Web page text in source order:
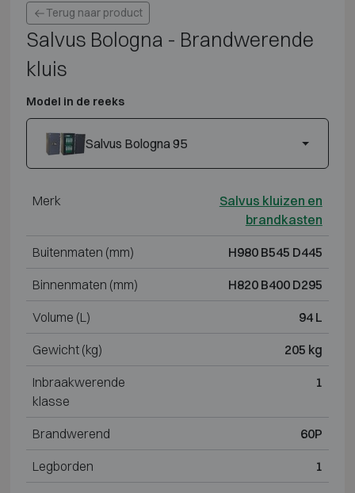
Terug naar product
Salvus Bologna - Brandwerende
kluis
Model in de reeks
Salvus Bologna 95
Merk
Salvus kluizen en
brandkasten
Buitenmaten (mm) H980 B545 D445
Binnenmaten (mm) H820 B400 D295
Volume (L) 94 L
Gewicht (kg) 205 kg
Inbraakwerende
klasse
1
Brandwerend 60P
Legborden 1